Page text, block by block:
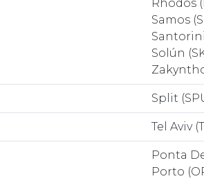
Rhodos
Samos
Santorini
Solún
Split
Tel Aviv
Ponta
Porto